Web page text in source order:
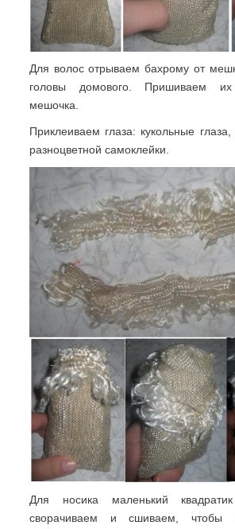
Для волос отрываем бахрому от
головы домового. Пришиваем
мешочка.
Приклеиваем глаза: кукольные глаза,
разноцветной самоклейки.
Для носика маленький
сворачиваем и сшиваем, чтобы